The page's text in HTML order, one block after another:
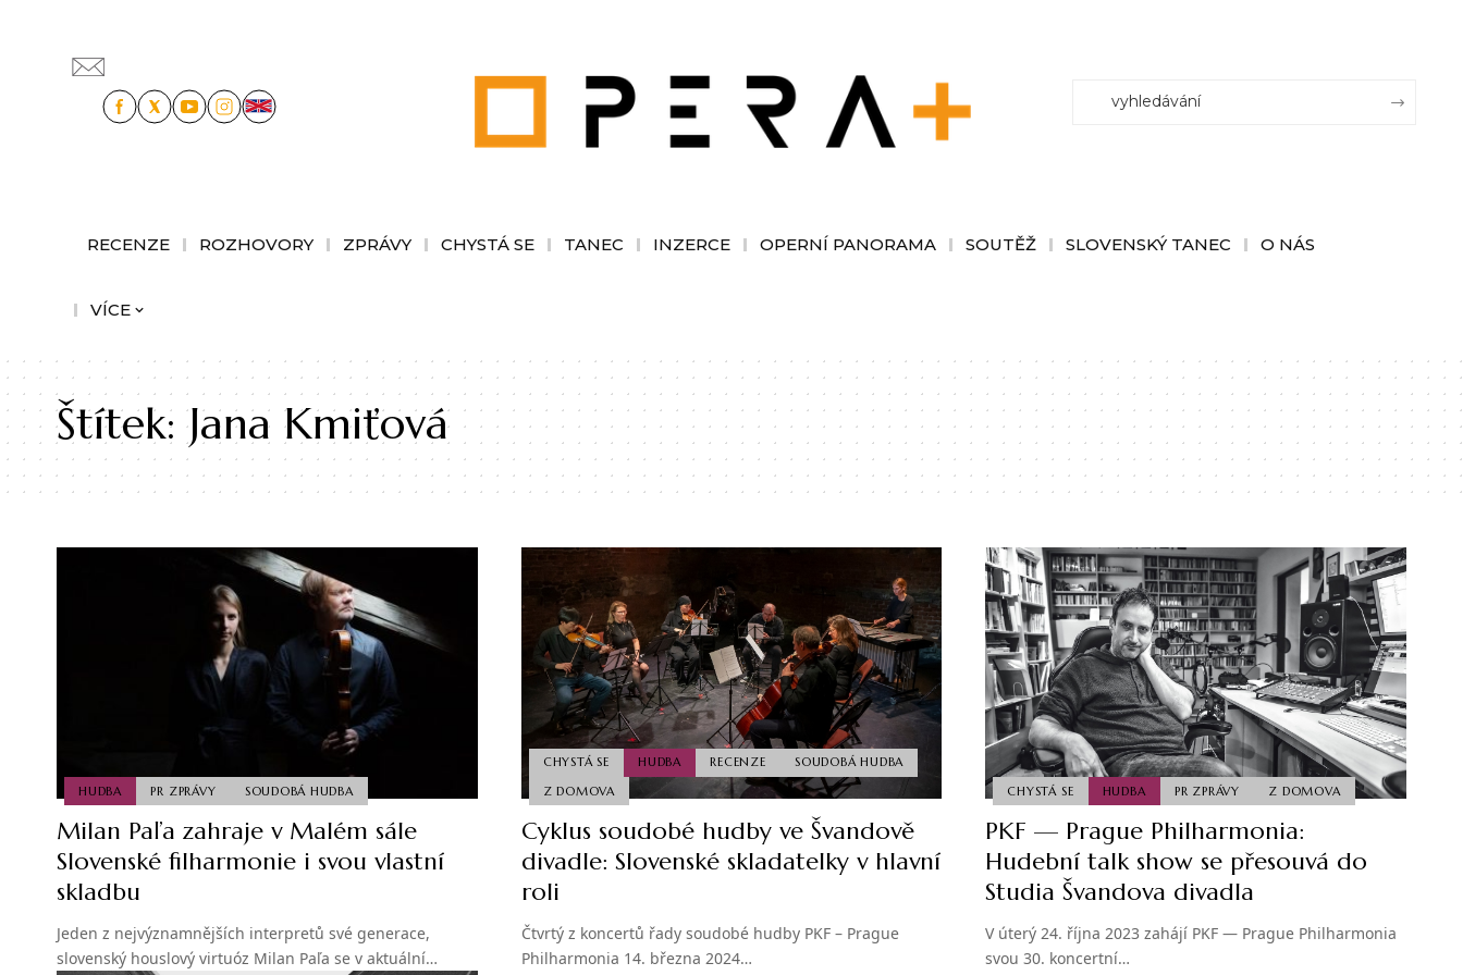
RECENZE ROZHOVORY ZPRÁVY CHYSTÁ SE TANEC INZERCE OPERNÍ PANORAMA SOUTĚŽ SLOVENSKÝ TANEC O NÁS
VÍCE
Štítek:Jana Kmiťová
HUDBA PR ZPRÁVY SOUDOBÁ HUDBA
Milan Paľa zahraje v Malém sále
Slovenské filharmonie i svou vlastní
skladbu
Jeden z nejvýznamnějších interpretů své generace,
slovenský houslový virtuóz Milan Paľa se v aktuální…
CHYSTÁ SE HUDBA RECENZE
SOUDOBÁ HUDBA
Z DOMOVA
Cyklus soudobé hudby ve Švandově
divadle: Slovenské skladatelky v hlavní
roli
Čtvrtý z koncertů řady soudobé hudby PKF – Prague
Philharmonia 14. března 2024…
CHYSTÁ SE HUDBA PR ZPRÁVY Z DOMOVA
PKF — Prague Philharmonia:
Hudební talk show se přesouvá do
Studia Švandova divadla
V úterý 24. října 2023 zahájí PKF — Prague Philharmonia
svou 30. koncertní…